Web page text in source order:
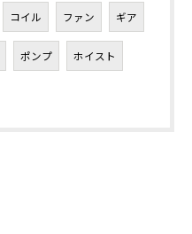
コイル ファン ギア
ポンプ ホイスト